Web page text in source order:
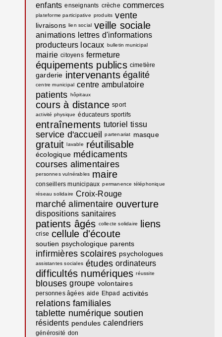
enfants enseignants crèche commerces
plateforme participative produits vente
livraisons lien social veille sociale
animations lettres d'informations
producteurs locaux bulletin municipal
mairie citoyens fermeture
équipements publics cimetière
garderie intervenants égalité
centre municipal centre ambulatoire
patients hôpitaux
cours à distance sport
activité physique éducateurs sportifs
entraînements tutoriel tissu
service d'accueil partenariat masque
gratuit lavable réutilisable
écologique médicaments
courses alimentaires
personnes vulnérables maire
conseillers municipaux permanence téléphonique
réseau solidaire Croix-Rouge
marché alimentaire ouverture
dispositions sanitaires
patients âgés collecte solidaire liens
crise cellule d'écoute
soutien psychologique parents
infirmières scolaires psychologues
assistantes sociales études ordinateurs
difficultés numériques réussite
blouses groupe volontaires
personnes âgées aide Ehpad activités
relations familiales
tablette numérique soutien
résidents pendules calendriers
générosité don